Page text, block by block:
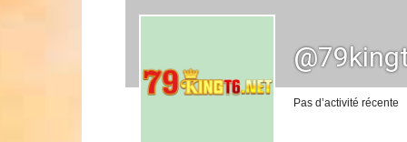
Pas d’activité récente